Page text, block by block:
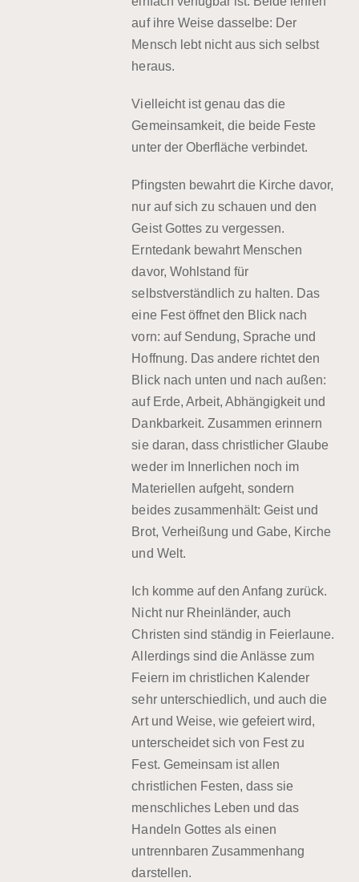
auf ihre Weise dasselbe: Der
Mensch lebt nicht aus sich selbst
heraus.
Vielleicht ist genau das die
Gemeinsamkeit, die beide Feste
unter der Oberfläche verbindet.
Pfingsten bewahrt die Kirche davor,
nur auf sich zu schauen und den
Geist Gottes zu vergessen.
Erntedank bewahrt Menschen
davor, Wohlstand für
selbstverständlich zu halten. Das
eine Fest öffnet den Blick nach
vorn: auf Sendung, Sprache und
Hoffnung. Das andere richtet den
Blick nach unten und nach außen:
auf Erde, Arbeit, Abhängigkeit und
Dankbarkeit. Zusammen erinnern
sie daran, dass christlicher Glaube
weder im Innerlichen noch im
Materiellen aufgeht, sondern
beides zusammenhält: Geist und
Brot, Verheißung und Gabe, Kirche
und Welt.
Ich komme auf den Anfang zurück.
Nicht nur Rheinländer, auch
Christen sind ständig in Feierlaune.
Allerdings sind die Anlässe zum
Feiern im christlichen Kalender
sehr unterschiedlich, und auch die
Art und Weise, wie gefeiert wird,
unterscheidet sich von Fest zu
Fest. Gemeinsam ist allen
christlichen Festen, dass sie
menschliches Leben und das
Handeln Gottes als einen
untrennbaren Zusammenhang
darstellen.